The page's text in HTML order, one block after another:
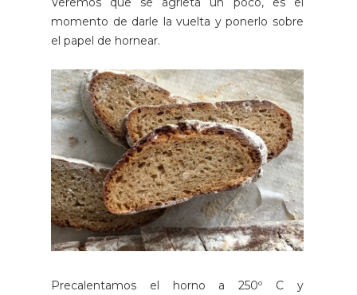
momento de darle la vuelta y ponerlo sobre
el papel de hornear.
Precalentamos el horno a 250º C y